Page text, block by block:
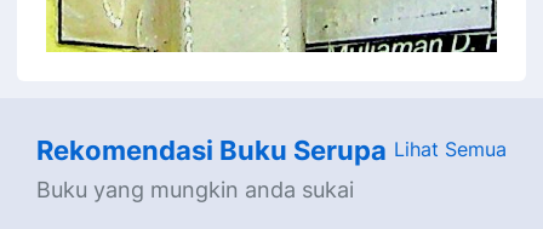
Rekomendasi Buku Serupa
Buku yang mungkin anda sukai
Lihat Semua